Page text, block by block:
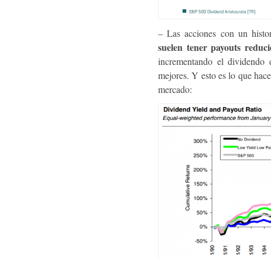
– Las acciones con un
suelen tener payouts
incrementando el
mejores. Y esto es lo que
mercado: